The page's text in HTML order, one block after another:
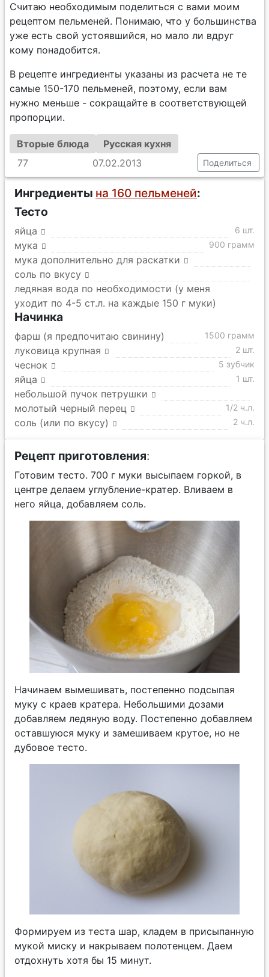
Считаю необходимым поделиться с вами моим
рецептом пельменей. Понимаю, что у большинства
уже есть свой устоявшийся, но мало ли вдруг
кому понадобится.
В рецепте ингредиенты указаны из расчета не те
самые 150-170 пельменей, поэтому, если вам
нужно меньше - сокращайте в соответствующей
пропорции.
Вторые блюда
Русская кухня
77
07.02.2013 Поделиться
Ингредиенты на 160 пельменей:
Тесто
яйца 6 шт.
мука 900 грамм
мука дополнительно для раскатки
соль по вкусу
ледяная вода по необходимости (у меня
уходит по 4-5 ст.л. на каждые 150 г муки)
Начинка
фарш (я предпочитаю свинину) 1500 грамм
луковица крупная 2 шт.
чеснок 5 зубчик
яйца 1 шт.
небольшой пучок петрушки
молотый черный перец
1/2 ч.л.
соль (или по вкусу) 2 ч.л.
Рецепт приготовления:
Готовим тесто. 700 г муки высыпаем горкой, в
центре делаем углубление-кратер. Вливаем в
него яйца, добавляем соль.
Начинаем вымешивать, постепенно подсыпая
муку с краев кратера. Небольшими дозами
добавляем ледяную воду. Постепенно добавляем
оставшуюся муку и замешиваем крутое, но не
дубовое тесто.
Формируем из теста шар, кладем в присыпанную
мукой миску и накрываем полотенцем. Даем
отдохнуть хотя бы 15 минут.